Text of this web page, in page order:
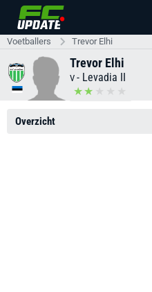
Voetballers Trevor Elhi
Trevor Elhi
V - Levadia II
Overzicht